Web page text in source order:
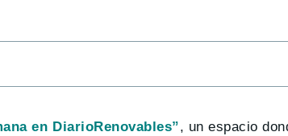
en DiarioRenovables”, un espacio